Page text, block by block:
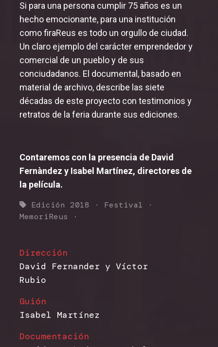
Si para una persona cumplir 75 años es un
hecho emocionante, para una institución
como firaReus es todo un orgullo de ciudad.
Un claro ejemplo del carácter emprendedor y
comercial de un pueblo y de sus
conciudadanos. El documental, basado en
material de archivo, describe las siete
décadas de este proyecto con testimonios y
retratos de la feria durante sus ediciones.
Contaremos con la presencia de David
Fernàndez y Isabel Martínez, directores de
la película.
Edición 2018 · Festival ·
MemoriReus ·
Dirección
David Fernander y Víctor
Rubio
Guión
Isabel Martínez
Documentación